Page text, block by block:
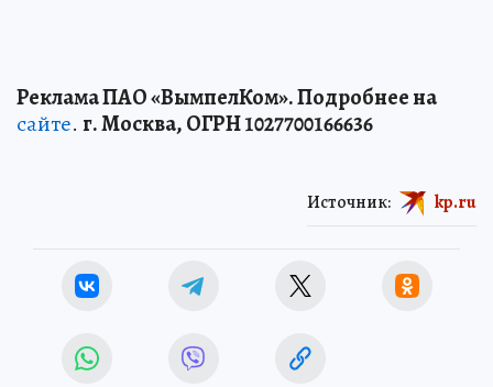
Реклама ПАО «ВымпелКом». Подробнее на
сайте. г. Москва, ОГРН 1027700166636
Источник: kp.ru